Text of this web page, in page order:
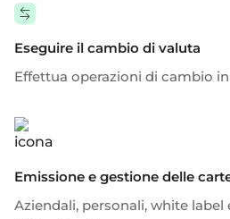
Eseguire il cambio di valuta
Effettua operazioni di cambio
Emissione e gestione delle
Aziendali, personali, white label